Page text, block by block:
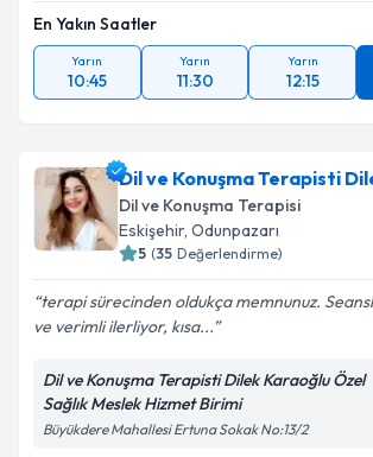
En Yakın Saatler
Yarın
10:45
Yarın
11:30
Yarın
12:15
Dil ve Konuşma Terapisti
Dil ve Konuşma Terapisi
Eskişehir, Odunpazarı
5 (35 Değerlendirme)
terapi sürecinden oldukça memnunuz.
ve verimli ilerliyor, kısa...
Dil ve Konuşma Terapisti Dilek Karaoğlu Özel
Sağlık Meslek Hizmet Birimi
Büyükdere Mahallesi Ertuna Sokak No:13/2